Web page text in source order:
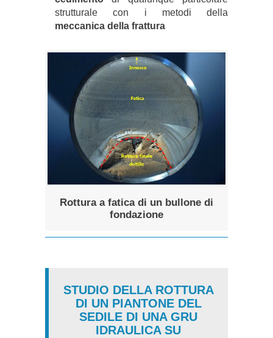
strutturale con i metodi della
meccanica della frattura
Rottura a fatica di un bullone di
fondazione
STUDIO DELLA ROTTURA
DI UN PIANTONE DEL
SEDILE DI UNA GRU
IDRAULICA SU